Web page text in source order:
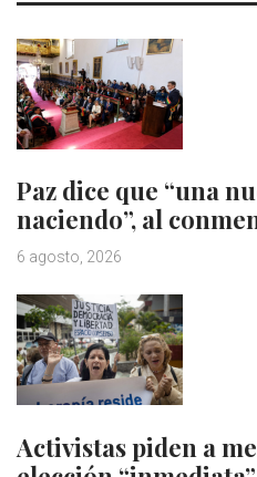
Paz dice que “una
naciendo”, al
6 agosto, 2026
Activistas piden a